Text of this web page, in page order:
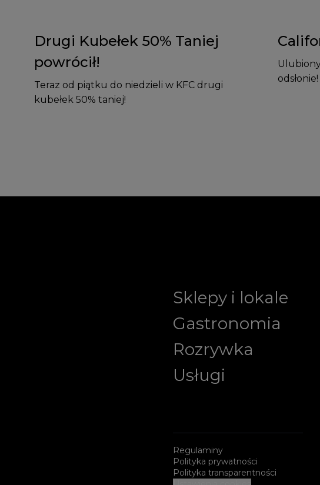
Drugi Kubełek 50% Taniej
powrócił!
Teraz od piątku do niedzieli w KFC drugi
kubełek 50% taniej!
odsłonie!
Sklepy i lokale
Gastronomia
Rozrywka
Usługi
Regulaminy
Polityka prywatności
Polityka transparentności